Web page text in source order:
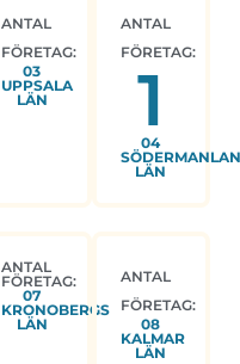
ANTAL
FÖRETAG:
03
UPPSALA
LÄN
ANTAL
FÖRETAG:
1
04
LÄN
ANTAL
FÖRETAG:
07
KRONOBERGS
LÄN
ANTAL
FÖRETAG:
08
KALMAR
LÄN